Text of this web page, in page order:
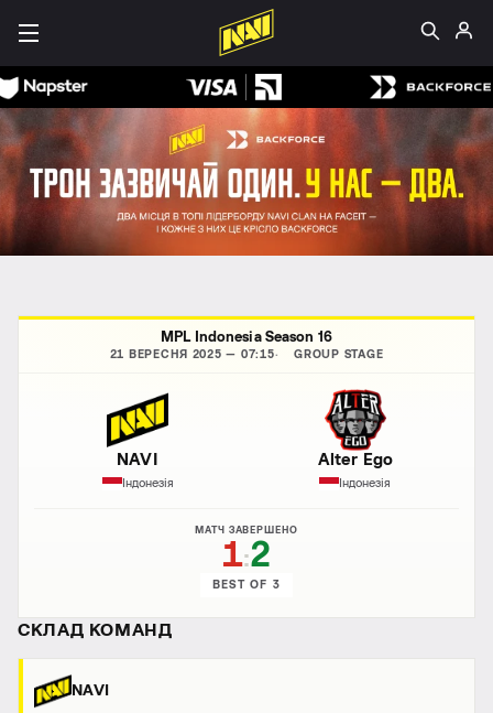
MPL Indonesia Season 16
21 ВЕРЕСНЯ 2025 — 07:15 GROUP STAGE
NAVI
Індонезія
МАТЧ ЗАВЕРШЕНО
1:2
BEST OF 3
Alter Ego
Індонезія
СКЛАД КОМАНД
NAVI